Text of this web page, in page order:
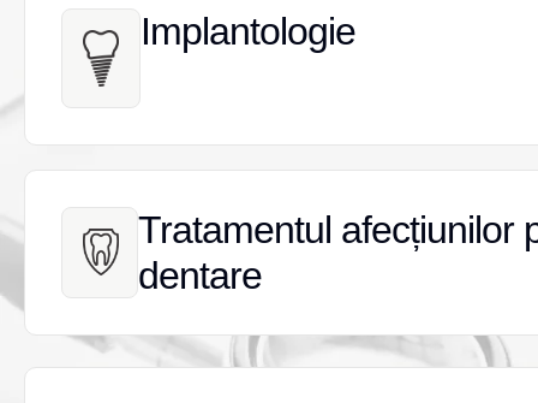
Implantologie
Implantologie
Tratamentul afecțiunilor
dentare
Tratamentul afecțiunilor
dentare